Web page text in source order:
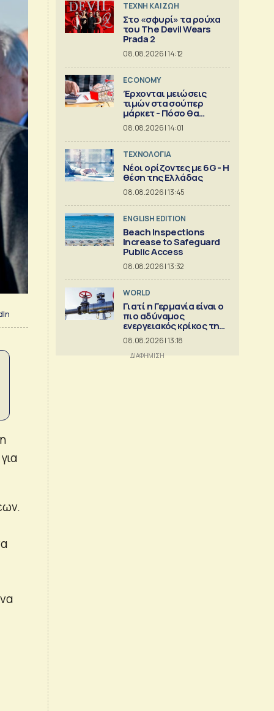
TΕΧΝΗ ΚΑΙ ΖΩΗ
Στο «σφυρί» τα ρούχα
του The Devil Wears
Prada 2
08.08.2026 | 14:12
ECONOMY
Έρχονται μειώσεις
τιμών στα σούπερ
μάρκετ - Πόσο θα
πέσουν
08.08.2026 | 14:01
ΤΕΧΝΟΛΟΓΙΑ
Νέοι ορίζοντες με 6G - Η
θέση της Ελλάδας
08.08.2026 | 13:45
ENGLISH EDITION
Beach Inspections
Increase to Safeguard
Public Access
08.08.2026 | 13:32
WORLD
Γιατί η Γερμανία είναι ο
πιο αδύναμος
ενεργειακός κρίκος της
Ευρώπης
08.08.2026 | 13:18